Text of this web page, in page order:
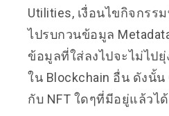
Utilities, เงื่อนไขกิจกรร
ไปรบกวนข้อมูล
ข้อมูลที่ใส่ลงไปจะไม่ไป
ใน Blockchain อื่น ดังนั้น
กับ NFT ใดๆที่มีอยู่แล้วได้